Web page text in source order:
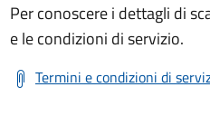
Per conoscere i dettagli di
e le condizioni di servizio.
Termini e condizioni di